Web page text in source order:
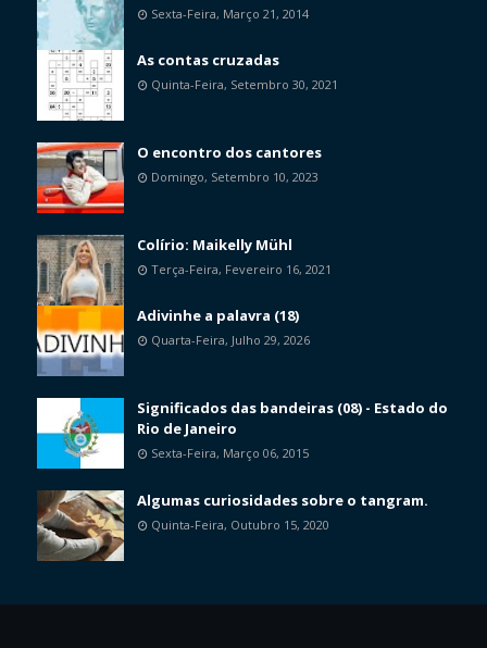
Sexta-Feira, Março 21, 2014
As contas cruzadas
Quinta-Feira, Setembro 30, 2021
O encontro dos cantores
Domingo, Setembro 10, 2023
Colírio: Maikelly Mühl
Terça-Feira, Fevereiro 16, 2021
Adivinhe a palavra (18)
Quarta-Feira, Julho 29, 2026
Significados das bandeiras (08) - Estado do
Rio de Janeiro
Sexta-Feira, Março 06, 2015
Algumas curiosidades sobre o tangram.
Quinta-Feira, Outubro 15, 2020